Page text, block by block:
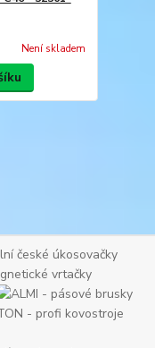
Není skladem